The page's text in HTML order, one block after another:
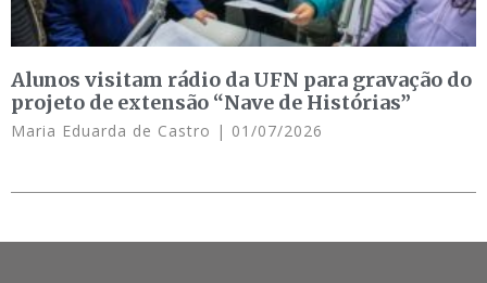
Alunos visitam rádio da UFN para gravação do
projeto de extensão “Nave de Histórias”
Maria Eduarda de Castro 01/07/2026